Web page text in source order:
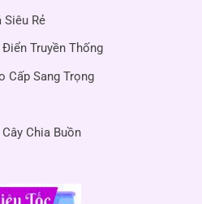
Siêu Rẻ
Truyền Thống
Cấp Sang Trọng
Chia Buồn